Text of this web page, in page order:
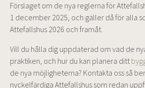
Förslaget om de nya reglerna för
1 december 2025, och gäller då för alla
Attefallshus 2026 och framåt.
Vill du hålla dig uppdaterad om vad de
praktiken, och hur du kan planera ditt
de nya möjligheterna? Kontakta oss så
nyckelfärdiga Attefallshus som redan